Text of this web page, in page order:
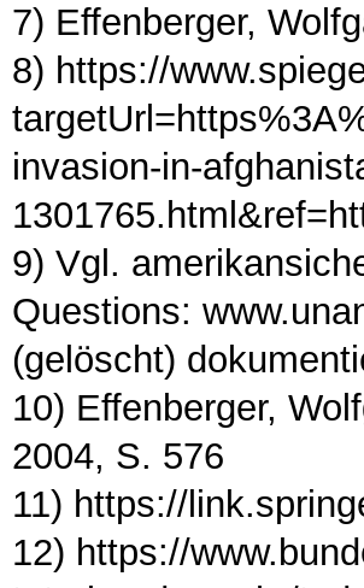
7) Effenberger,
8) https://
invasion-in-
9) Vgl.
Questions:
(gelöscht)
10) Effenberger,
2004, S. 576
11) https://
12) https://